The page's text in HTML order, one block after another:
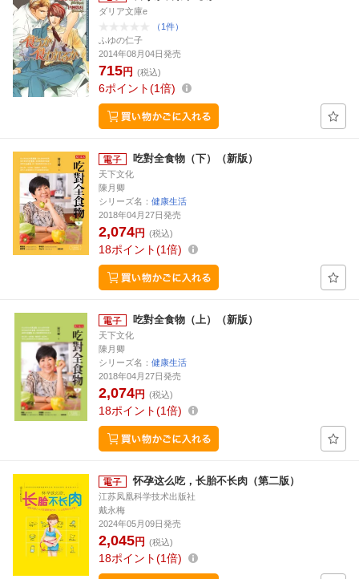
ダリア文庫e
（1件）
ふゆの仁子
2014年08月04日発売
715円 (税込)
6ポイント 1倍
吃對全食物（下）（新版）
天下文化
陳月卿
シリーズ名： 健康生活
2018年04月27日発売
2,074円 (税込)
18ポイント 1倍
吃對全食物（上）（新版）
天下文化
陳月卿
シリーズ名： 健康生活
2018年04月27日発売
2,074円 (税込)
18ポイント 1倍
怀孕这么吃，长胎不长肉（第二版）
江苏凤凰科学技术出版社
戴永梅
2024年05月09日発売
2,045円 (税込)
18ポイント 1倍